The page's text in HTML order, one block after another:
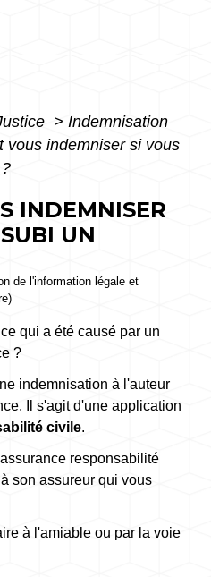
> Indemnisation
vous indemniser si vous
INDEMNISER
UN
de l'information légale et
qui a été causé par un
?
indemnisation à l'auteur
Il s'agit d'une application
civile.
responsabilité
son assureur qui vous
à l'amiable ou par la voie